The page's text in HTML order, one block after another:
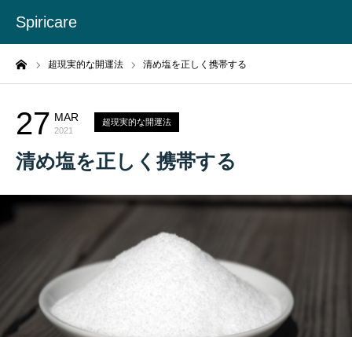
Spiricare
超現実的な開運法 清め塩を正しく携帯する
27 MAR
2021
超現実的な開運法
清め塩を正しく携帯する